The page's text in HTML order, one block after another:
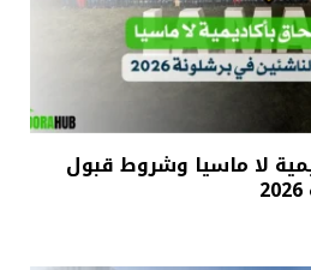
لا ماسيا وشروط قبول